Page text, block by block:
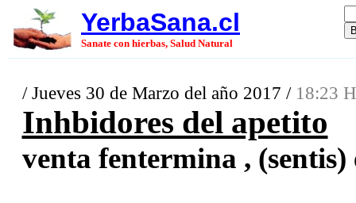
YerbaSana.cl
Sanate con hierbas, Salud Natural
/ Jueves 30 de Marzo del año 2017 / 18:23
Inhbidores del apetito
venta fentermina ,